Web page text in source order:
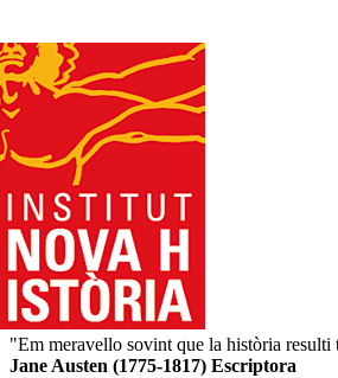
"Em meravello sovint que la història resulti
Jane Austen (1775-1817) Escriptora